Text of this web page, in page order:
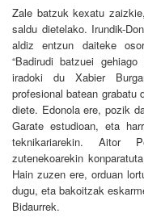
Zale batzuk kexatu
saldu dietelako. Irundik-
aldiz entzun daiteke
“Badirudi batzuei
iradoki du Xabier
profesional batean grabatu
diete. Edonola ere, pozik
Garate estudioan, eta
teknikariarekin. Aitor
zutenekoarekin
Hain zuzen ere, orduan
dugu, eta bakoitzak
Bidaurrek.